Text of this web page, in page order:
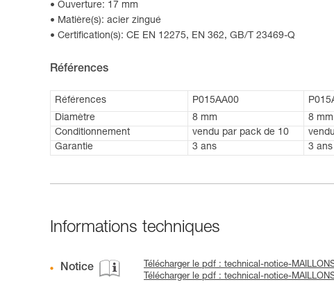
Ouverture: 17 mm
Matière(s): acier zingué
Certification(s): CE EN 12275, EN 362, GB/T 23469-Q
Références
Références P015AA00
Diamètre
8 mm
8 mm
Conditionnement
vendu par pack de 10
Garantie
3 ans 3 ans
Informations techniques
Notice
Télécharger le pdf : technical-notice-
Télécharger le pdf : technical-notice-